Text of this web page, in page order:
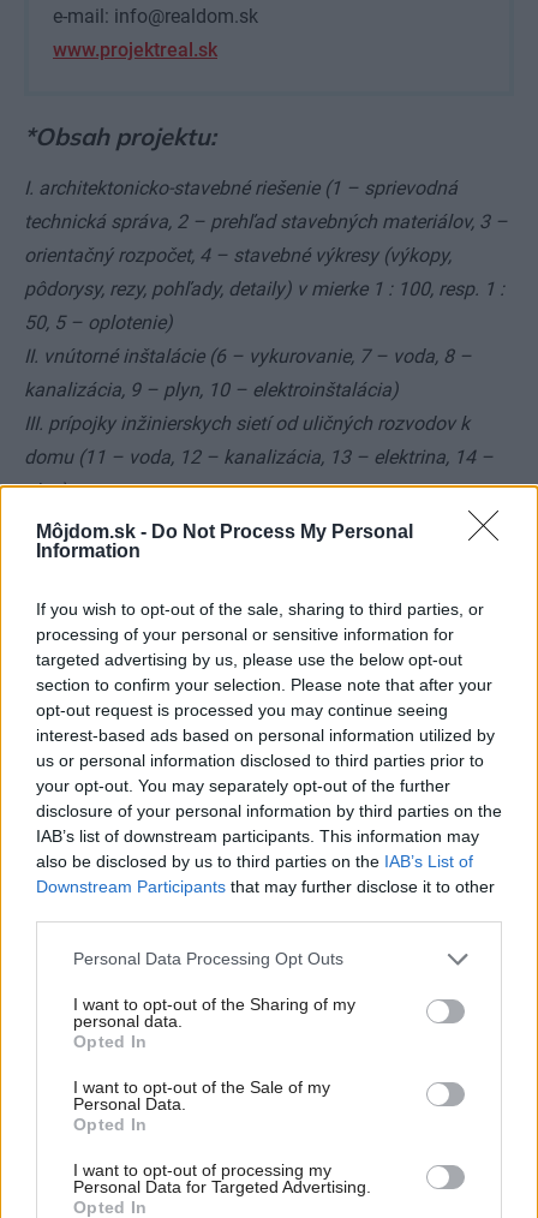
Môjdom.sk - Do Not Process My Personal
Information
If you wish to opt-out of the sale, sharing to third parties, or
processing of your personal or sensitive information for
targeted advertising by us, please use the below opt-out
section to confirm your selection. Please note that after your
opt-out request is processed you may continue seeing
interest-based ads based on personal information utilized by
us or personal information disclosed to third parties prior to
your opt-out. You may separately opt-out of the further
disclosure of your personal information by third parties on the
IAB’s list of downstream participants. This information may
also be disclosed by us to third parties on the IAB’s List of
Downstream Participants that may further disclose it to other
Please note that this website/app uses one or more Google
not limited to your visit or usage behaviour. You may click to
grant or deny consent to Google and its third-party tags to
use your data for below specified purposes in below Google
consent section.
Personal Data Processing Opt Outs
I want to opt-out of the Sharing of my
personal data.
Opted In
I want to opt-out of the Sale of my
Personal Data.
Opted In
I want to opt-out of processing my
Personal Data for Targeted Advertising.
Opted In
e-mail: info@realdom.sk
www.projektreal.sk
*Obsah projektu:
I. architektonicko-stavebné riešenie (1 – sprievodná
technická správa, 2 – prehľad stavebných materiálov, 3 –
orientačný rozpočet, 4 – stavebné výkresy (výkopy,
pôdorysy, rezy, pohľady, detaily) v mierke 1 : 100, resp. 1 :
50, 5 – oplotenie)
II. vnútorné inštalácie (6 – vykurovanie, 7 – voda, 8 –
kanalizácia, 9 – plyn, 10 – elektroinštalácia)
III. prípojky inžinierskych sietí od uličných rozvodov k
domu (11 – voda, 12 – kanalizácia, 13 – elektrina, 14 –
plyn)
IV. statika
Tagy: projekty domov rodinný dom
Zdieľať článok
Pozrite si viac
Rodinný dom RM 78